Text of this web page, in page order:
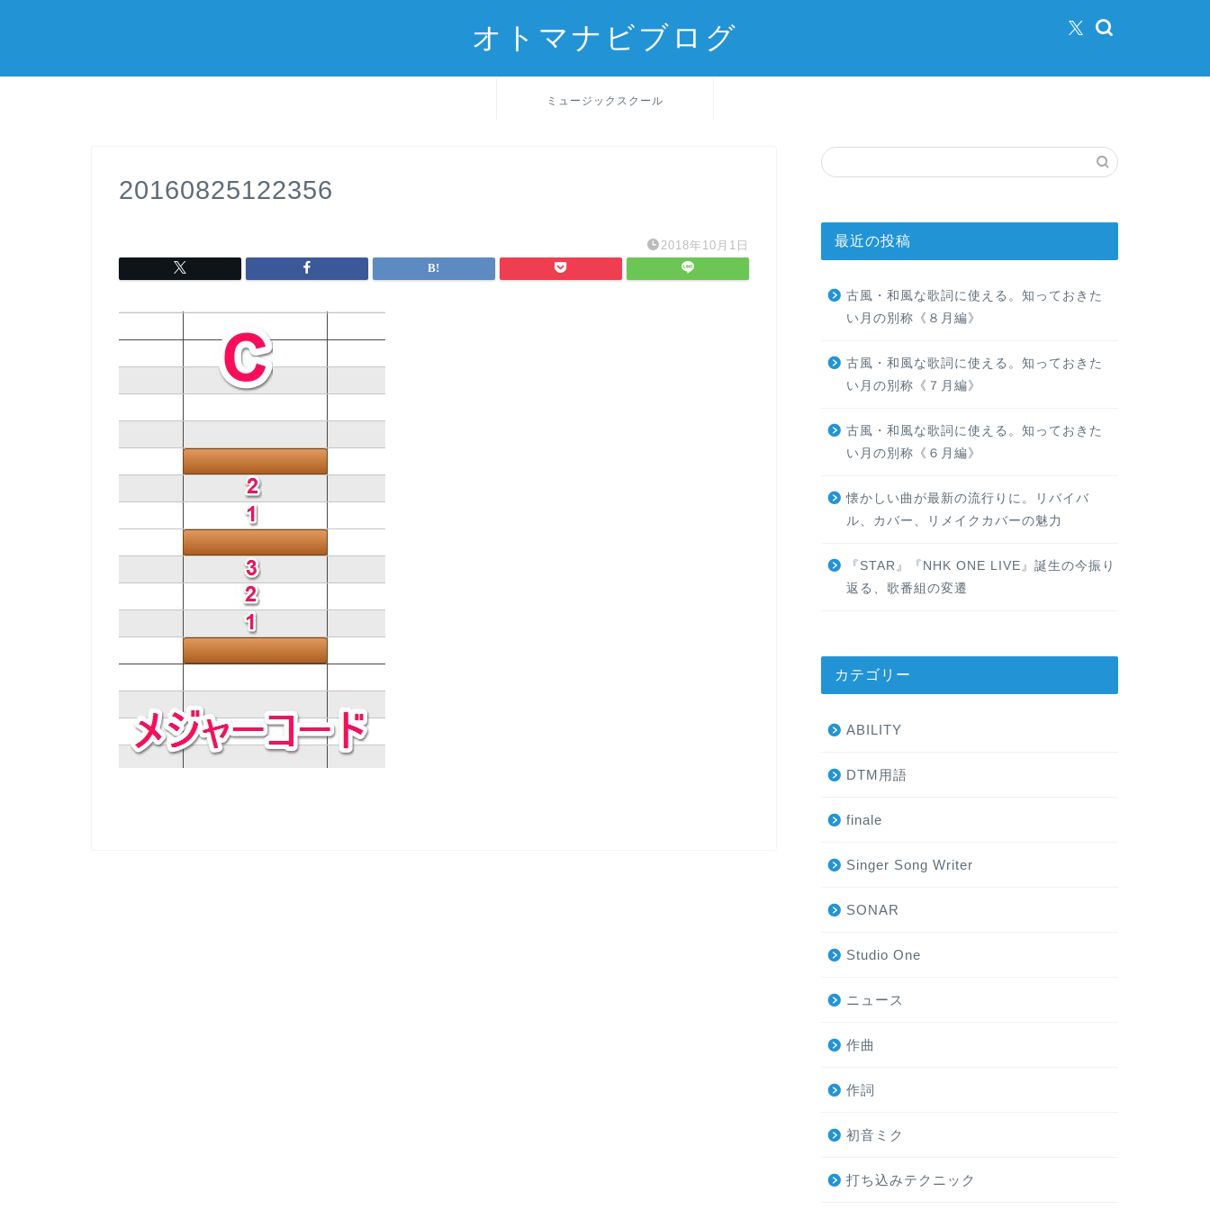
オトマナビブログ
ミュージックスクール
20160825122356
2018年10月1日 最近の投稿
古風・和風な歌詞に使える。知っておきた
い月の別称《８月編》
古風・和風な歌詞に使える。知っておきた
い月の別称《７月編》
古風・和風な歌詞に使える。知っておきた
い月の別称《６月編》
懐かしい曲が最新の流行りに。リバイバ
ル、カバー、リメイクカバーの魅力
『STAR』『NHK ONE LIVE』誕生の今振り
返る、歌番組の変遷
カテゴリー
ABILITY
DTM用語
finale
Singer Song Writer
SONAR
Studio One
ニュース
作曲
作詞
初音ミク
打ち込みテクニック